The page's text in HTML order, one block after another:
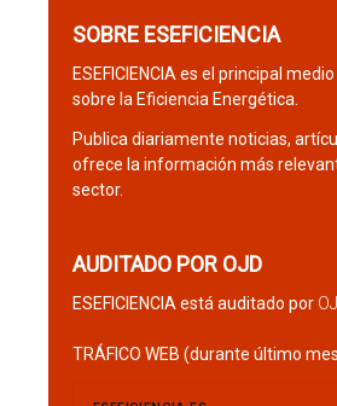
SOBRE ESEFICIENCIA
ESEFICIENCIA es el principal
sobre la Eficiencia Energética.
Publica diariamente noticias,
ofrece la información más
sector.
AUDITADO POR OJD
ESEFICIENCIA está auditado por
TRÁFICO WEB (durante último